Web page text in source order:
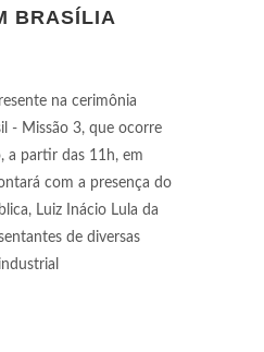
BRASÍLIA
na cerimônia
- Missão 3, que ocorre
a partir das 11h, em
com a presença do
Luiz Inácio Lula da
de diversas